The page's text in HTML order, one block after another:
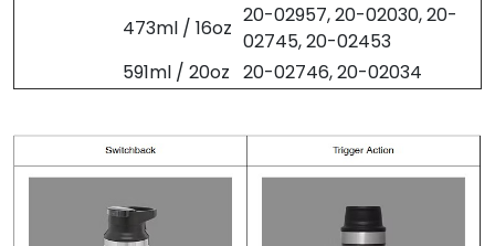
473ml / 16oz
20-02957, 20-02030, 20-
02745, 20-02453
591ml / 20oz 20-02746, 20-02034